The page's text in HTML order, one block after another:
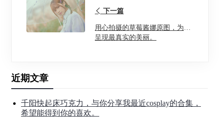
下一篇
用心拍摄的草莓酱娜原图，为你
呈现最真实的美丽。
近期文章
千阳快起床巧克力，与你分享我最近cosplay的合集，
希望能得到你的喜欢。